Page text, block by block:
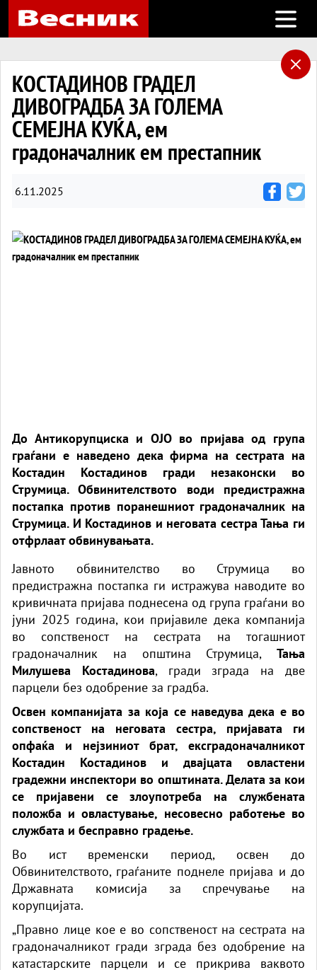
Open
КОСТАДИНОВ ГРАДЕЛ
ДИВОГРАДБА ЗА ГОЛЕМА
СЕМЕЈНА КУЌА, ем
градоначалник ем престапник
6.11.2025
До Антикорупциска и ОЈО во пријава од група
граѓани е наведено дека фирма на сестрата на
Костадин Костадинов гради незаконски во
Струмица. Обвинителството води предистражна
постапка против поранешниот градоначалник на
Струмица. И Костадинов и неговата сестра Тања ги
отфрлаат обвинувањата.
Јавното обвинителство во Струмица во
предистражна постапка ги истражува наводите во
кривичната пријава поднесена од група граѓани во
јуни 2025 година, кои пријавиле дека компанија
во сопственост на сестрата на тогашниот
градоначалник на општина Струмица, Тања
Милушева Костадинова, гради зграда на две
парцели без одобрение за градба.
Освен компанијата за која се наведува дека е во
сопственост на неговата сестра, пријавата ги
опфаќа и нејзиниот брат, ексградоначалникот
Костадин Костадинов и двајцата овластени
градежни инспектори во општината. Делата за кои
се пријавени се злоупотреба на службената
положба и овластување, несовесно работење во
службата и бесправно градење.
Во ист временски период, освен до
Обвинителството, граѓаните поднеле пријава и до
Државната комисија за спречување на
корупцијата.
„Правно лице кое е во сопственост на сестрата на
градоначалникот гради зграда без одобрение на
катастарските парцели и се прикрива ваквото